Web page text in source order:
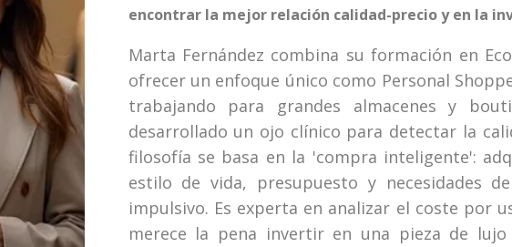
encontrar la mejor relación calidad-precio y en la
Marta Fernández combina su formación en
ofrecer un enfoque único como Personal
trabajando para grandes almacenes y
desarrollado un ojo clínico para detectar la
filosofía se basa en la 'compra inteligente':
estilo de vida, presupuesto y necesidades
impulsivo. Es experta en analizar el coste por
merece la pena invertir en una pieza de